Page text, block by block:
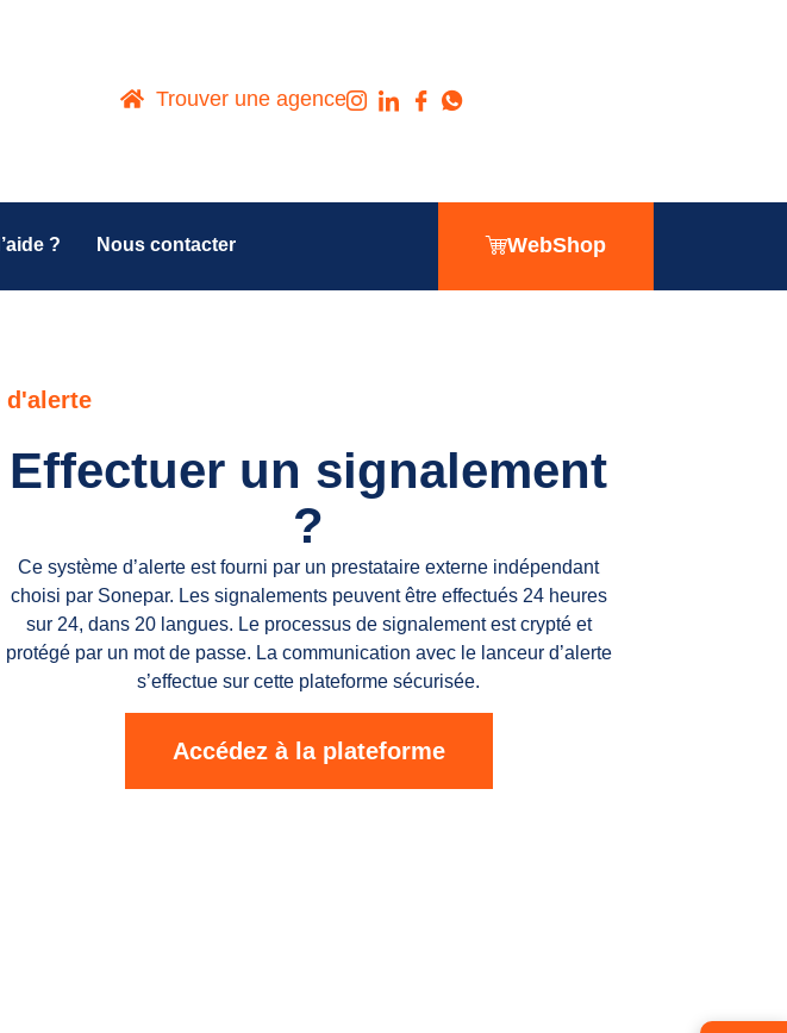
Trouver une agence
? Nous contacter WebShop
d'alerte
Effectuer un signalement
?
Ce système d’alerte est fourni par un prestataire externe indépendant
choisi par Sonepar. Les signalements peuvent être effectués 24 heures
sur 24, dans 20 langues. Le processus de signalement est crypté et
protégé par un mot de passe. La communication avec le lanceur d’alerte
s’effectue sur cette plateforme sécurisée.
Accédez à la plateforme